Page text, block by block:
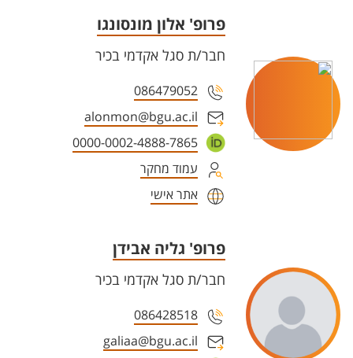
פרופ' אלון מונסונגו
חבר/ת סגל אקדמי בכיר
086479052
alonmon@bgu.ac.il
0000-0002-4888-7865
עמוד מחקר
אתר אישי
פרופ' גליה אבידן
חבר/ת סגל אקדמי בכיר
086428518
galiaa@bgu.ac.il